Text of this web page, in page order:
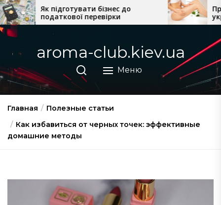
Перейти
к
содержимому
бізнес до
перевірки
Професійна косметика
українського
домашнього догляду
aroma-club.kiev.ua
Меню
Главная
Полезные статьи
Как избавиться от черных точек: эффективные
домашние методы